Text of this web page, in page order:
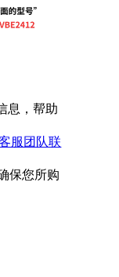
息，帮助
服团队联
保您所购